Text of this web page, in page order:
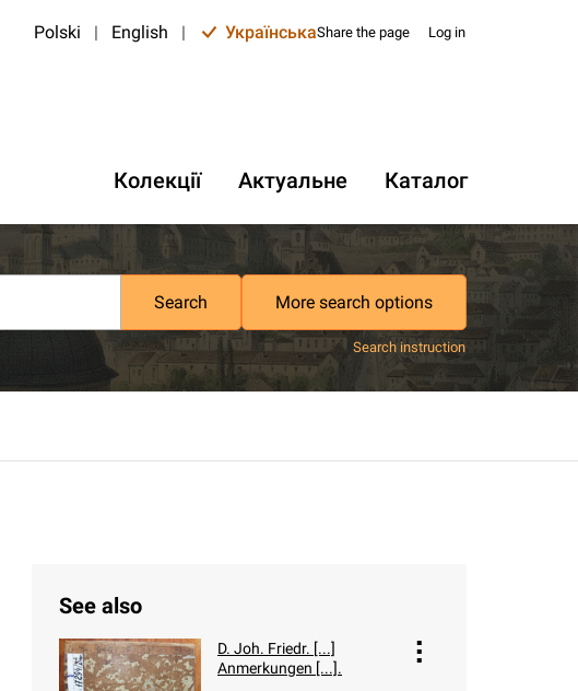
Polski | English | УкраїнськаShare the page Log in
Колекції Актуальне Каталог
Search More search options
Search instruction
See also
D. Joh. Friedr. [...]
Anmerkungen [...].